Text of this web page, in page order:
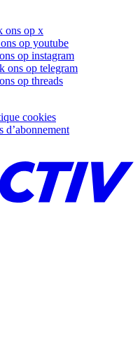
ons op x
op youtube
op instagram
ons op telegram
op threads
cookies
d’abonnement